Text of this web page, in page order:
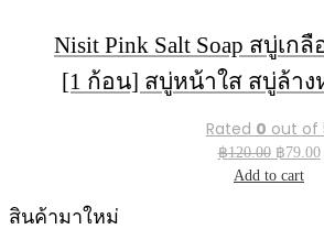
Nisit Pink Salt Soap สบู่เก
[1 ก้อน] สบู่หน้าใส สบู่ล้า
Rated 0 out of
฿120.00 Original
price
฿79.00
Add to cart
สินค้ามาใหม่